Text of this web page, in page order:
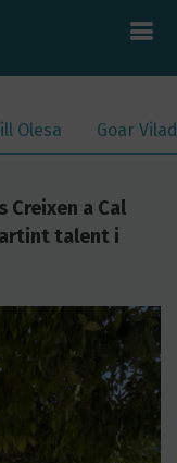
Olesa Goar
Creixen a Cal
talent i